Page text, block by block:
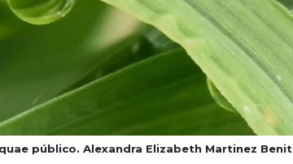
público. Alexandra Elizabeth Martinez